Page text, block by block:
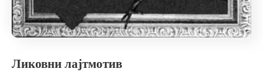
Ликовни лајтмотив